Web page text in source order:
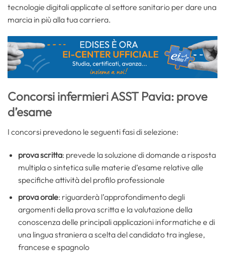
tecnologie digitali applicate al settore sanitario per dare una
marcia in più alla tua carriera.
Concorsi infermieri ASST Pavia: prove
d’esame
I concorsi prevedono le seguenti fasi di selezione:
prova scritta: prevede la soluzione di domande a risposta
multipla o sintetica sulle materie d’esame relative alle
specifiche attività del profilo professionale
prova orale: riguarderà l’approfondimento degli
argomenti della prova scritta e la valutazione della
conoscenza delle principali applicazioni informatiche e di
una lingua straniera a scelta del candidato tra inglese,
francese e spagnolo